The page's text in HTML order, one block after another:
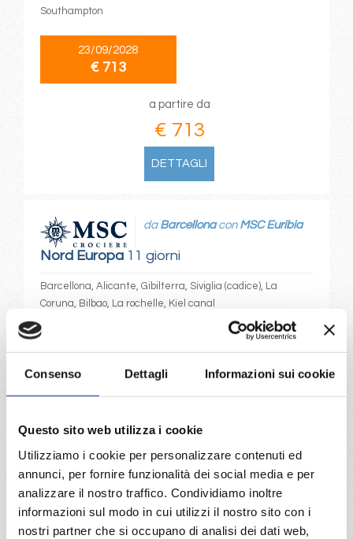
Consenso Dettagli Informazioni sui cookie
Questo sito web utilizza i cookie
Utilizziamo i cookie per personalizzare contenuti ed
annunci, per fornire funzionalità dei social media e per
analizzare il nostro traffico. Condividiamo inoltre
informazioni sul modo in cui utilizzi il nostro sito con i
nostri partner che si occupano di analisi dei dati web,
Southampton
23/09/2028
€ 713
a partire da
€ 713
DETTAGLI
Nord Europa11 giorni
da Barcellonacon MSC Euribia
Barcellona, Alicante, Gibilterra, Siviglia (cadice), La
Coruna, Bilbao, La rochelle, Kiel canal
a partire da
€ 719
DETTAGLI
daSouthamptonconMSC
Meraviglia